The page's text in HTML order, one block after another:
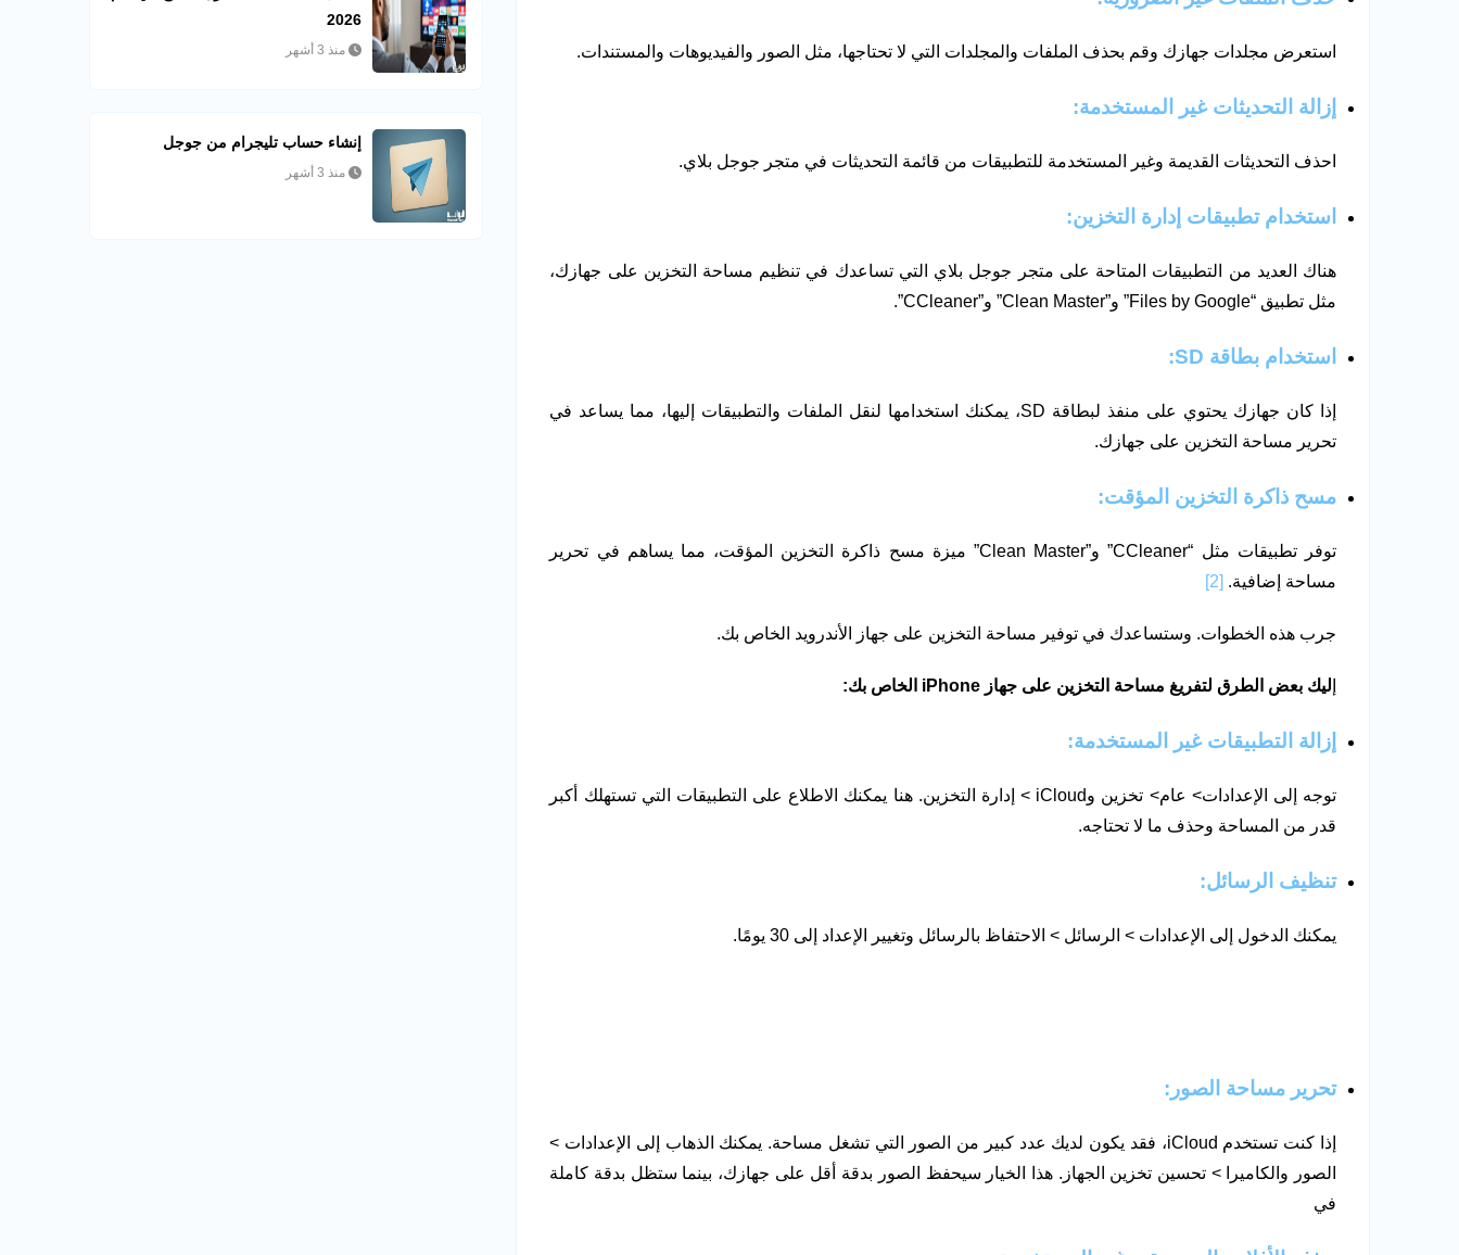
استعرض مجلدات جهازك وقم بحذف الملفات والمجلدات التي لا تحتاجها، مثل الصور والفيديوهات والمستندات.
إزالة التحديثات غير المستخدمة:
احذف التحديثات القديمة وغير المستخدمة للتطبيقات من قائمة التحديثات في متجر جوجل بلاي.
استخدام تطبيقات إدارة التخزين:
هناك العديد من التطبيقات المتاحة على متجر جوجل بلاي التي تساعدك في تنظيم مساحة التخزين على جهازك،
مثل تطبيق “Files by Google” و”Clean Master” و”CCleaner”.
استخدام بطاقة :
إذا كان جهازك يحتوي على منفذ لبطاقة SD، يمكنك استخدامها لنقل الملفات والتطبيقات إليها، مما يساعد في
تحرير مساحة التخزين على جهازك.
مسح ذاكرة التخزين المؤقت:
توفر تطبيقات مثل “CCleaner” و”Clean Master” ميزة مسح ذاكرة التخزين المؤقت، مما يساهم في تحرير
مساحة إضافية. [2]
جرب هذه الخطوات. وستساعدك في توفير مساحة التخزين على جهاز الأندرويد الخاص بك.
ليك بعض الطرق لتفريغ مساحة التخزين على جهاز iPhone الخاص بك:
إزالة التطبيقات غير المستخدمة:
توجه إلى الإعدادات> عام> تخزين وiCloud > إدارة التخزين. هنا يمكنك الاطلاع على التطبيقات التي تستهلك أكبر
قدر من المساحة وحذف ما لا تحتاجه.
تنظيف الرسائل:
يمكنك الدخول إلى الإعدادات > الرسائل > الاحتفاظ بالرسائل وتغيير الإعداد إلى 30 يومًا.
تحرير مساحة الصور:
إذا كنت تستخدم iCloud، فقد يكون لديك عدد كبير من الصور التي تشغل مساحة. يمكنك الذهاب إلى الإعدادات >
الصور والكاميرا > تحسين تخزين الجهاز. هذا الخيار سيحفظ الصور بدقة أقل على جهازك، بينما ستظل بدقة كاملة
في
2026
منذ 3 أشهر
إنشاء حساب تليجرام من جوجل
منذ 3 أشهر